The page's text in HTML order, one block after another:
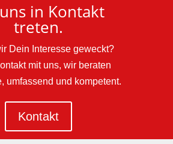
in Kontakt
treten.
Dein Interesse geweckt?
mit uns, wir beraten
umfassend und kompetent.
Kontakt